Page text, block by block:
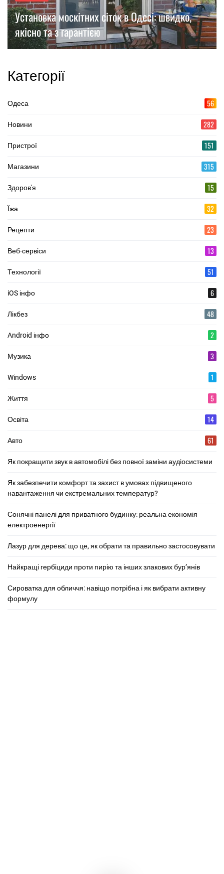
Установка москітних сіток в Одесі: швидко,
якісно та з гарантією
Категорії
Одеса 56
Новини 282
Пристрої 151
Магазини 315
Здоров'я 15
Їжа 32
Рецепти 23
Веб-сервіси 13
Технології 51
iOS інфо 6
Лікбез 48
Android інфо 2
Музика 3
Windows 1
Життя 5
Освіта 14
Авто 61
Як покращити звук в автомобілі без повної заміни аудіосистеми
Як забезпечити комфорт та захист в умовах підвищеного
навантаження чи екстремальних температур?
Сонячні панелі для приватного будинку: реальна економія
електроенергії
Лазур для дерева: що це, як обрати та правильно застосовувати
Найкращі гербіциди проти пирію та інших злакових бур’янів
Сироватка для обличчя: навіщо потрібна і як вибрати активну
формулу